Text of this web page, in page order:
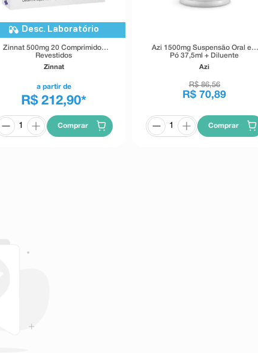
Desc. Laboratório
Zinnat 500mg 20 Comprimidos
Revestidos
Zinnat
a partir de
R$ 212,90*
Comprar
Azi 1500mg Suspensão Oral em
Pó 37,5ml + Diluente
Azi
R$ 86,56
R$ 70,89
Comprar